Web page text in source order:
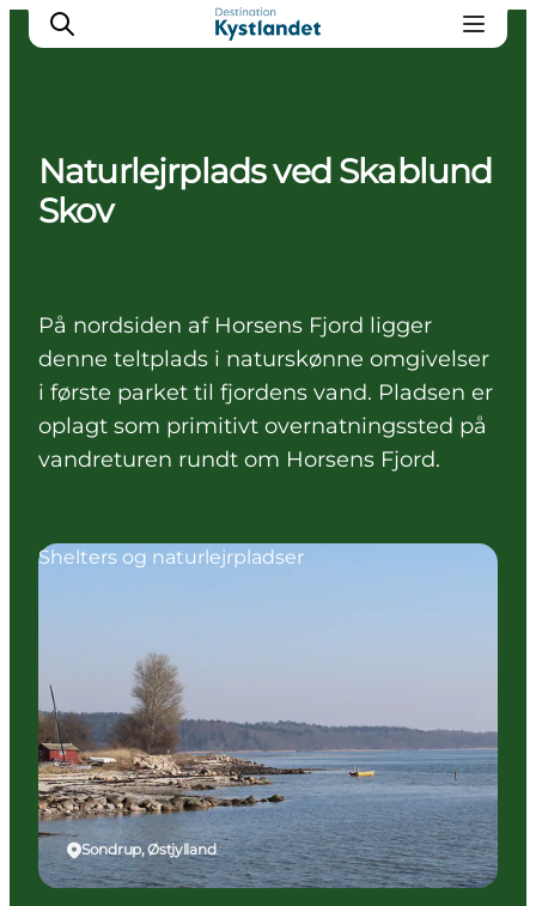
Det sker
Køb billet
Naturlejrplads ved Skablund
Skov
På nordsiden af Horsens Fjord ligger
denne teltplads i naturskønne omgivelser
i første parket til fjordens vand. Pladsen er
oplagt som primitivt overnatningssted på
vandreturen rundt om Horsens Fjord.
Sondrup, Østjylland
Shelters og naturlejrpladser